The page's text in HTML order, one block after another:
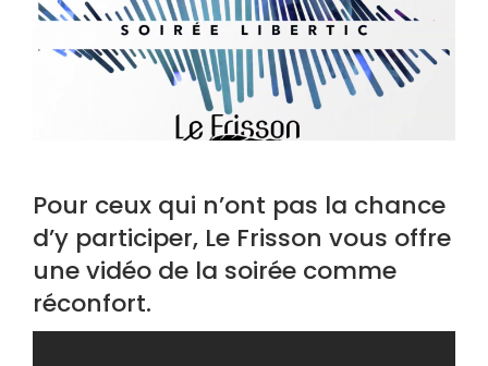
Pour ceux qui n’ont pas la chance
d’y participer, Le Frisson vous offre
une vidéo de la soirée comme
réconfort.